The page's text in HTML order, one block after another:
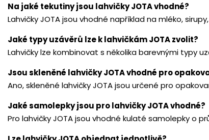
Na jaké tekutiny jsou lahvičky JOTA vhodné?
Lahvičky JOTA jsou vhodné například na mléko,
Jaké typy uzávěrů lze k lahvičkám JOTA zvolit?
Lahvičky lze kombinovat s několika barevnými typy
Jsou skleněné lahvičky JOTA vhodné pro
Ano, skleněné lahvičky JOTA jsou určené pro
Jaké samolepky jsou pro lahvičky JOTA vhodné?
Pro lahvičky JOTA jsou vhodné kulaté samolepky o